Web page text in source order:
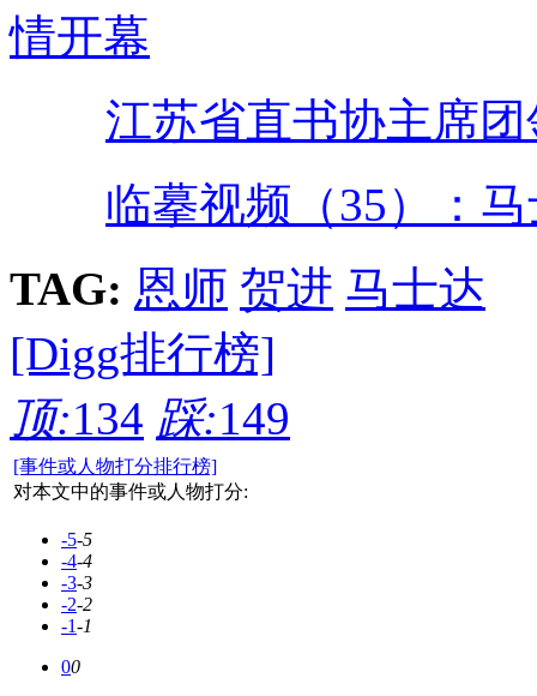
情开幕
江苏省直书协主席
临摹视频（35）：
TAG: 恩师 贺进 马士达
[Digg排行榜]
顶:134 踩:149
[事件或人物打分排行榜]
对本文中的事件或人物打分:
-5-5
-4-4
-3-3
-2-2
-1-1
00